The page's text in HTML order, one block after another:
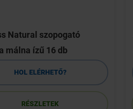
Natural szopogató
málna ízű 16 db
HOL ELÉRHETŐ?
RÉSZLETEK